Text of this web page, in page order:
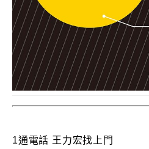
1通電話 王力宏找上門